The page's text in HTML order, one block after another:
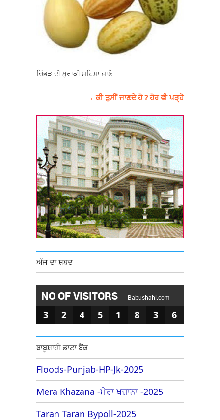
ਚਿੱਭੜ ਦੀ ਖ਼ੁਰਾਕੀ ਮਹਿਮਾ ਜਾਣੋ
→ ਕੀ ਤੁਸੀਂ ਜਾਣਦੇ ਹੋ ? ਹੋਰ ਵੀ ਪੜ੍ਹੋ
ਅੱਜ ਦਾ ਸ਼ਬਦ
NO OF VISITORS Babushahi.com
3 2 4 5 1 8 3 6
ਬਾਬੂਸ਼ਾਹੀ ਡਾਟਾ ਬੈਂਕ
Floods-Punjab-HP-Jk-2025
Mera Khazana -ਮੇਰਾ ਖਜ਼ਾਨਾ -2025
Taran Taran Bypoll-2025